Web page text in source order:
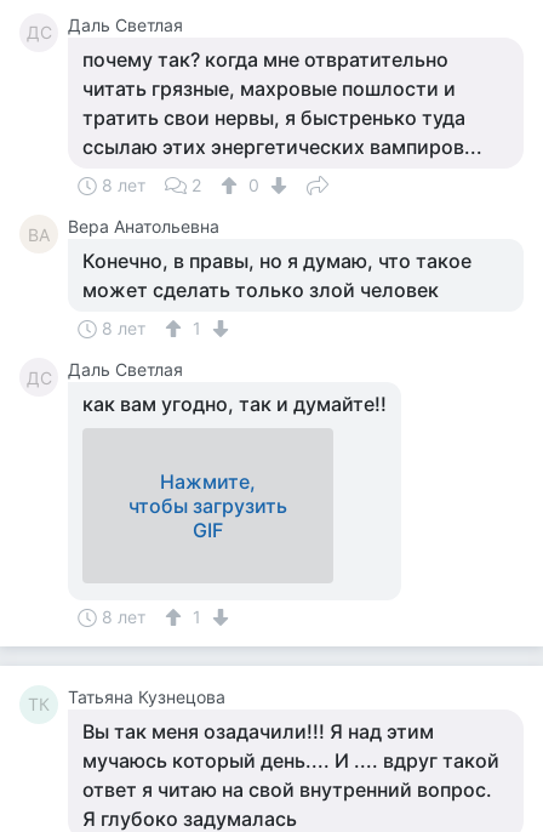
ДС Даль Светлая
почему так? когда мне отвратительно
читать грязные, махровые пошлости и
тратить свои нервы, я быстренько туда
ссылаю этих энергетических вампиров...
8 лет 2 0
ВА Вера Анатольевна
Конечно, в правы, но я думаю, что такое
может сделать только злой человек
8 лет 1
ДС Даль Светлая
как вам угодно, так и думайте!!
Нажмите,
чтобы загрузить
GIF
8 лет 1
ТК Татьяна Кузнецова
Вы так меня озадачили!!! Я над этим
мучаюсь который день.... И .... вдруг такой
ответ я читаю на свой внутренний вопрос.
Я глубоко задумалась